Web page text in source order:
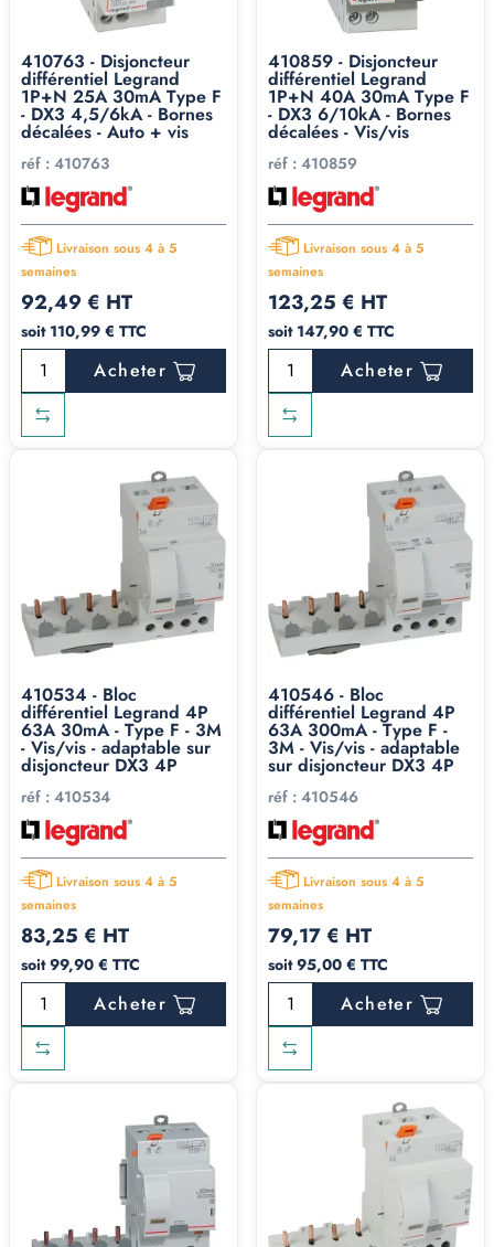
410763 - Disjoncteur
différentiel Legrand
1P+N 25A 30mA Type F
- DX3 4,5/6kA - Bornes
décalées - Auto + vis
réf : 410763
Livraison sous 4 à 5
semaines
92,49 € HT
soit 110,99 € TTC
Acheter
410859 - Disjoncteur
différentiel Legrand
1P+N 40A 30mA Type F
- DX3 6/10kA - Bornes
décalées - Vis/vis
réf : 410859
Livraison sous 4 à 5
semaines
123,25 € HT
soit 147,90 € TTC
Acheter
410534 - Bloc
différentiel Legrand 4P
63A 30mA - Type F - 3M
- Vis/vis - adaptable sur
disjoncteur DX3 4P
réf : 410534
Livraison sous 4 à 5
semaines
83,25 € HT
soit 99,90 € TTC
Acheter
410546 - Bloc
différentiel Legrand 4P
63A 300mA - Type F -
3M - Vis/vis - adaptable
sur disjoncteur DX3 4P
réf : 410546
Livraison sous 4 à 5
semaines
79,17 € HT
soit 95,00 € TTC
Acheter